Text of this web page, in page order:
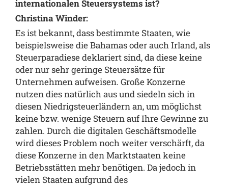
internationalen Steuersystems ist?
Christina Winder:
Es ist bekannt, dass bestimmte Staaten, wie
beispielsweise die Bahamas oder auch Irland, als
Steuerparadiese deklariert sind, da diese keine
oder nur sehr geringe Steuersätze für
Unternehmen aufweisen. Große Konzerne
nutzen dies natürlich aus und siedeln sich in
diesen Niedrigsteuerländern an, um möglichst
keine bzw. wenige Steuern auf Ihre Gewinne zu
zahlen. Durch die digitalen Geschäftsmodelle
wird dieses Problem noch weiter verschärft, da
diese Konzerne in den Marktstaaten keine
Betriebsstätten mehr benötigen. Da jedoch in
vielen Staaten aufgrund des